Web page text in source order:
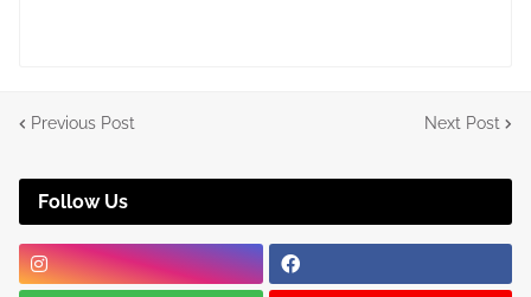
Previous Post Next Post
Follow Us